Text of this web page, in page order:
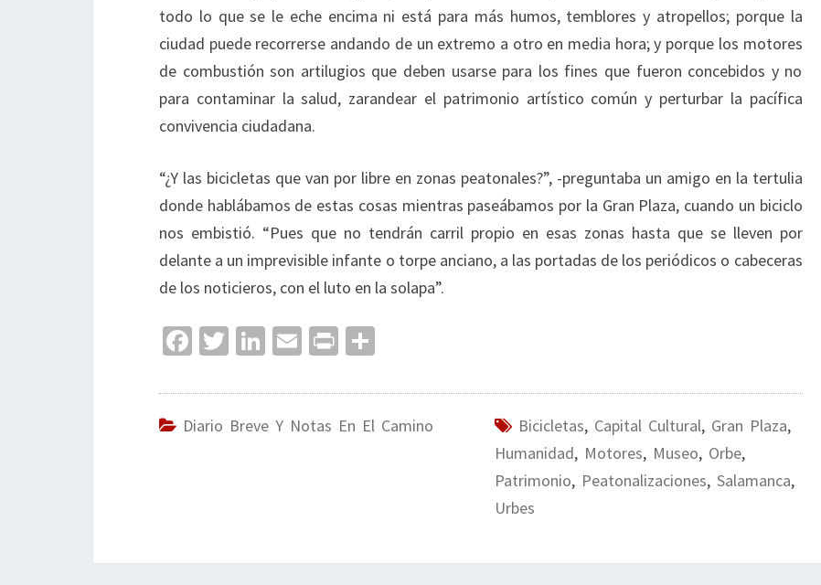
todo lo que se le eche encima ni está para más humos, temblores y atropellos; porque la
ciudad puede recorrerse andando de un extremo a otro en media hora; y porque los motores
de combustión son artilugios que deben usarse para los fines que fueron concebidos y no
para contaminar la salud, zarandear el patrimonio artístico común y perturbar la pacífica
convivencia ciudadana.
“¿Y las bicicletas que van por libre en zonas peatonales?”, -preguntaba un amigo en la tertulia
donde hablábamos de estas cosas mientras paseábamos por la Gran Plaza, cuando un biciclo
nos embistió. “Pues que no tendrán carril propio en esas zonas hasta que se lleven por
delante a un imprevisible infante o torpe anciano, a las portadas de los periódicos o cabeceras
de los noticieros, con el luto en la solapa”.
Fa
b
o
T
tt
er
Li
ke
dI
E
ai
l
Pr
t
m
p
Diario Breve Y Notas En El Camino Bicicletas, Capital Cultural, Gran Plaza,
Humanidad, Motores, Museo, Orbe,
Patrimonio, Peatonalizaciones, Salamanca,
Urbes